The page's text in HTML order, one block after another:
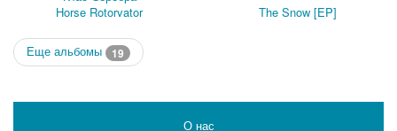
Horse Rotorvator
The Snow [EP]
Еще альбомы 19
О нас